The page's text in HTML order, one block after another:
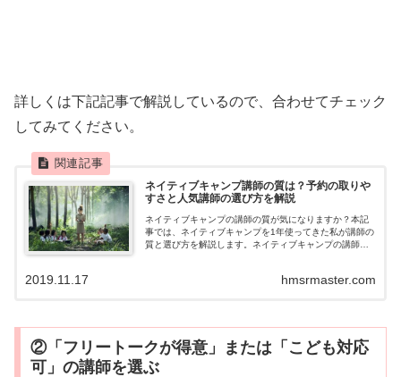
詳しくは下記記事で解説しているので、合わせてチェック
してみてください。
ネイティブキャンプ講師の質は？予約の取りや
すさと人気講師の選び方を解説
ネイティブキャンプの講師の質が気になりますか？本記
事では、ネイティブキャンプを1年使ってきた私が講師の
質と選び方を解説します。ネイティブキャンプの講師に
hmsrmaster.com
2019.11.17
②「フリートークが得意」または「こども対応
可」の講師を選ぶ